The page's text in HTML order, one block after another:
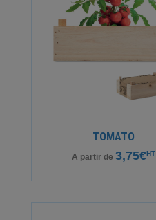
TOMATO
A partir de 3,75€HT